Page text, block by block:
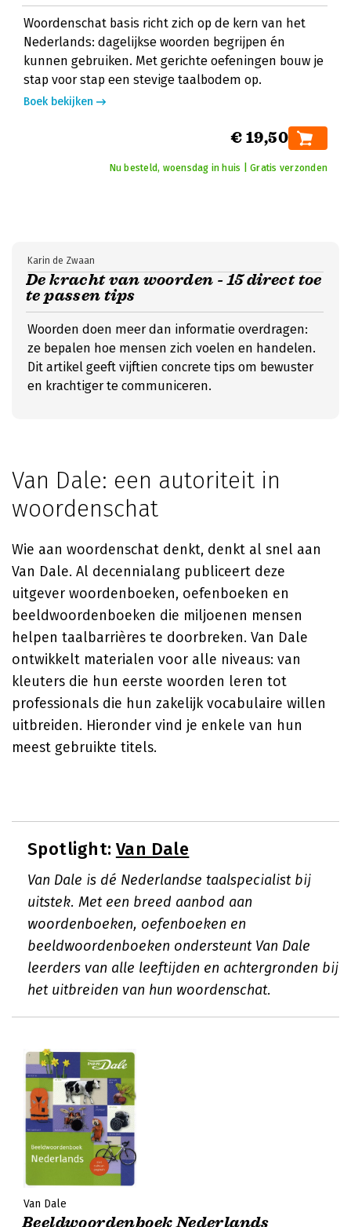
Woordenschat basis richt zich op de kern van het
Nederlands: dagelijkse woorden begrijpen én
kunnen gebruiken. Met gerichte oefeningen bouw je
stap voor stap een stevige taalbodem op.
Boek bekijken
€ 19,50
Nu besteld, woensdag in huis | Gratis verzonden
De kracht van woorden - 15 direct toe
te passen tips
Karin de Zwaan
Woorden doen meer dan informatie overdragen:
ze bepalen hoe mensen zich voelen en handelen.
Dit artikel geeft vijftien concrete tips om bewuster
en krachtiger te communiceren.
Van Dale: een autoriteit in
woordenschat
Wie aan woordenschat denkt, denkt al snel aan
Van Dale. Al decennialang publiceert deze
uitgever woordenboeken, oefenboeken en
beeldwoordenboeken die miljoenen mensen
helpen taalbarrières te doorbreken. Van Dale
ontwikkelt materialen voor alle niveaus: van
kleuters die hun eerste woorden leren tot
professionals die hun zakelijk vocabulaire willen
uitbreiden. Hieronder vind je enkele van hun
meest gebruikte titels.
Spotlight: Van Dale
Van Dale is dé Nederlandse taalspecialist bij
uitstek. Met een breed aanbod aan
woordenboeken, oefenboeken en
beeldwoordenboeken ondersteunt Van Dale
leerders van alle leeftijden en achtergronden bij
het uitbreiden van hun woordenschat.
Van Dale
Beeldwoordenboek Nederlands